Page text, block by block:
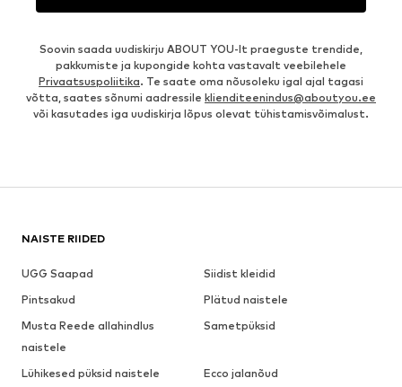
Soovin saada uudiskirju ABOUT YOU-lt praeguste trendide,
pakkumiste ja kupongide kohta vastavalt veebilehele
Privaatsuspoliitika. Te saate oma nõusoleku igal ajal tagasi
võtta, saates sõnumi aadressile klienditeenindus@aboutyou.ee
või kasutades iga uudiskirja lõpus olevat tühistamisvõimalust.
NAISTE RIIDED
UGG Saapad
Siidist kleidid
Pintsakud
Plätud naistele
Musta Reede allahindlus
naistele
Sametpüksid
Lühikesed püksid naistele
Ecco jalanõud